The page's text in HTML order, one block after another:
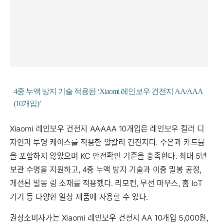
4중 누액 방지 기술 적용된 ‘Xiaomi 레인보우 건전지 AA/AAA
(10개입)’
Xiaomi 레인보우 건전지 AA·AAA 10개입은 레인보우 컬러 디
자인과 투명 케이스를 적용한 알칼리 건전지다. 수은과 카드뮴
을 포함하지 않았으며 KC 안전확인 기준을 충족한다. 최대 5년
보관 수명을 지원하고, 4중 누액 방지 기술과 이중 밀봉 공정,
개선된 밀봉 링 소재를 적용했다. 리모컨, 무선 마우스, 홈 IoT
기기 등 다양한 일상 제품에 사용할 수 있다.
권장소비자가는 Xiaomi 레인보우 건전지 AA 10개입 5,000원,